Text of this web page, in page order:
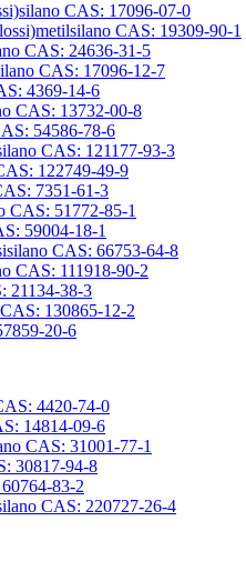
CAS: 17096-07-0
CAS: 19309-90-1
CAS: 24636-31-5
CAS: 17096-12-7
4369-14-6
CAS: 13732-00-8
54586-78-6
CAS: 121177-93-3
122749-49-9
7351-61-3
CAS: 51772-85-1
59004-18-1
CAS: 66753-64-8
CAS: 111918-90-2
21134-38-3
130865-12-2
20-6
4420-74-0
14814-09-6
CAS: 31001-77-1
30817-94-8
83-2
CAS: 220727-26-4